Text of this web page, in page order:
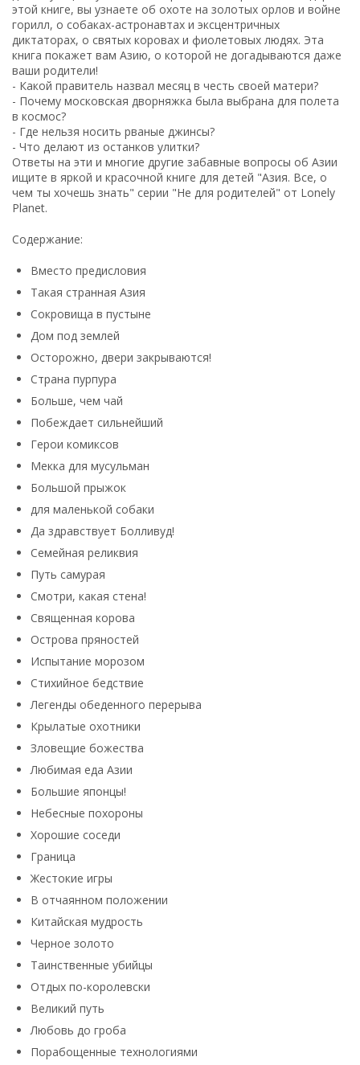
этой книге, вы узнаете об охоте на золотых орлов и войне
горилл, о собаках-астронавтах и эксцентричных
диктаторах, о святых коровах и фиолетовых людях. Эта
книга покажет вам Азию, о которой не догадываются даже
ваши родители!
- Какой правитель назвал месяц в честь своей матери?
- Почему московская дворняжка была выбрана для полета
в космос?
- Где нельзя носить рваные джинсы?
- Что делают из останков улитки?
Ответы на эти и многие другие забавные вопросы об Азии
ищите в яркой и красочной книге для детей "Азия. Все, о
чем ты хочешь знать" серии "Не для родителей" от Lonely
Planet.
Содержание:
Вместо предисловия
Такая странная Азия
Сокровища в пустыне
Дом под землей
Осторожно, двери закрываются!
Страна пурпура
Больше, чем чай
Побеждает сильнейший
Герои комиксов
Мекка для мусульман
Большой прыжок
для маленькой собаки
Да здравствует Болливуд!
Семейная реликвия
Путь самурая
Смотри, какая стена!
Священная корова
Острова пряностей
Испытание морозом
Стихийное бедствие
Легенды обеденного перерыва
Крылатые охотники
Зловещие божества
Любимая еда Азии
Большие японцы!
Небесные похороны
Хорошие соседи
Граница
Жестокие игры
В отчаянном положении
Китайская мудрость
Черное золото
Таинственные убийцы
Отдых по-королевски
Великий путь
Любовь до гроба
Порабощенные технологиями